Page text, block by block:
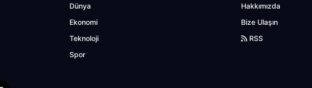
Dünya
Ekonomi
Teknoloji
Spor
Hakkımızda
Bize Ulaşın
RSS